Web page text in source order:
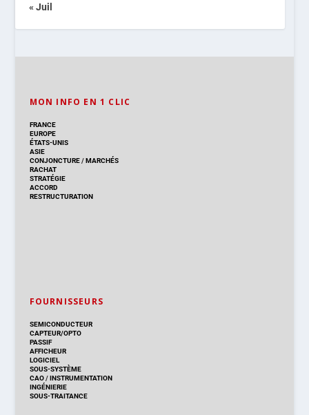
« Juil
MON INFO EN 1 CLIC
FRANCE
EUROPE
ÉTATS-UNIS
ASIE
CONJONCTURE/MARCHÉS
RACHAT
STRATÉGIE
ACCORD
RESTRUCTURATION
FOURNISSEURS
SEMICONDUCTEUR
CAPTEUR/OPTO
PASSIF
AFFICHEUR
LOGICIEL
SOUS-SYSTÈME
CAO/INSTRUMENTATION
INGÉNIERIE
SOUS-TRAITANCE